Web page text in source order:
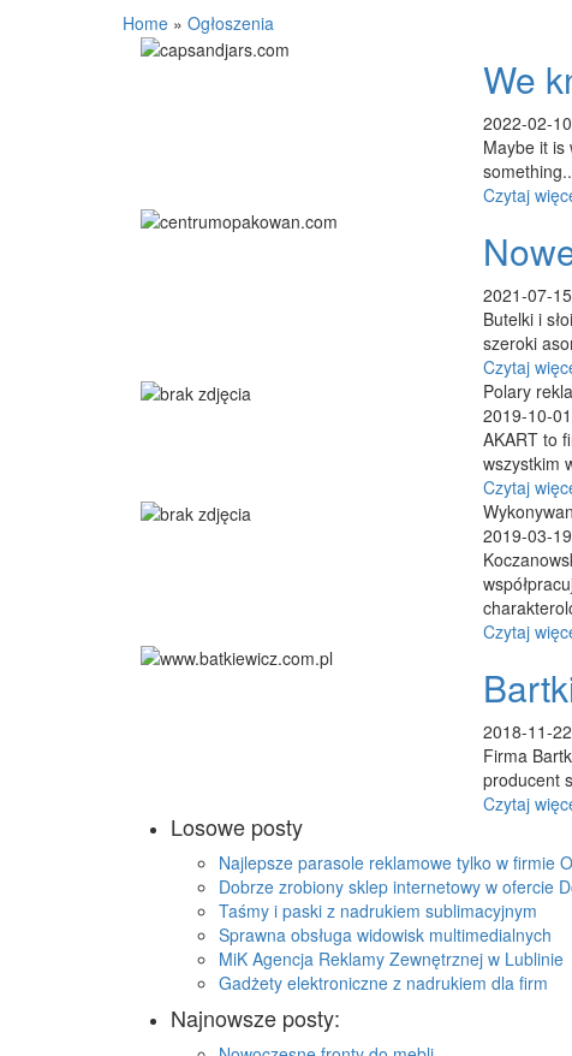
Home » Ogłoszenia
We
2022-02-10
Maybe it is
Czytaj
2021-07-15
Butelki i
szeroki
Czytaj
Polary
2019-10-01
AKART to
wszystkim
Czytaj
2019-03-19
Czytaj
2018-11-22
Firma
producent
Czytaj
Losowe posty
Najlepsze parasole reklamowe tylko w firmie
Dobrze zrobiony sklep internetowy w ofercie
Taśmy i paski z nadrukiem sublimacyjnym
Sprawna obsługa widowisk multimedialnych
MiK Agencja Reklamy Zewnętrznej w Lublinie
Gadżety elektroniczne z nadrukiem dla firm
Najnowsze posty: